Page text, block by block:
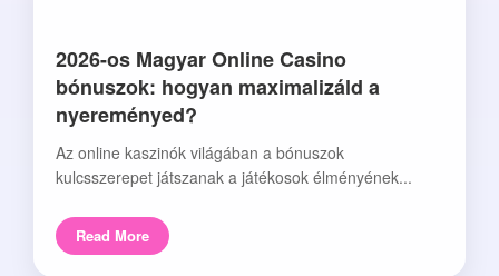
2026-os Magyar Online Casino
bónuszok: hogyan maximalizáld a
nyereményed?
Az online kaszinók világában a bónuszok
kulcsszerepet játszanak a játékosok élményének...
Read More